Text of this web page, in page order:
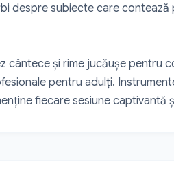
despre subiecte care
și rime jucăușe pentru
pentru adulți.
fiecare sesiune captivantă